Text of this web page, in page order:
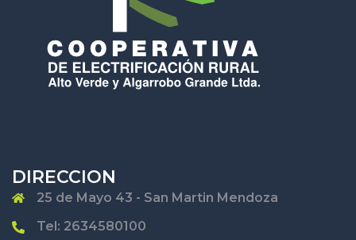
DIRECCION
25 de Mayo 43 - San Martin Mendoza
Tel: 2634580100